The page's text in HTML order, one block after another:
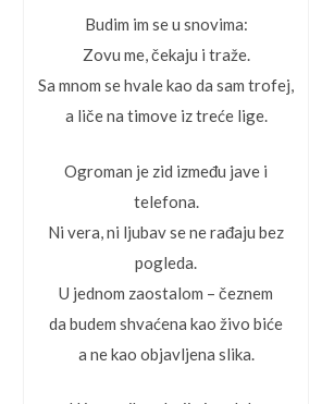
Budim im se u snovima:
Zovu me, čekaju i traže.
Sa mnom se hvale kao da sam trofej,
a liče na timove iz treće lige.
Ogroman je zid između jave i
telefona.
Ni vera, ni ljubav se ne rađaju bez
pogleda.
U jednom zaostalom – čeznem
da budem shvaćena kao živo biće
a ne kao objavljena slika.